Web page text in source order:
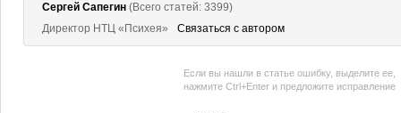
Сергей Сапегин (Всего статей: 3399)
Директор НТЦ «Психея»
Связаться с автором
Если вы нашли в статье ошибку, выделите ее,
нажмите Ctrl+Enter и предложите исправление